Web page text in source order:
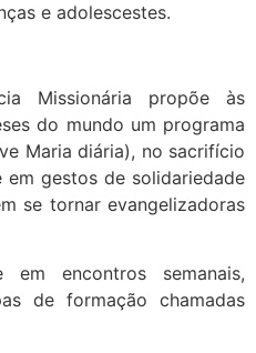
e adolescestes.
Missionária propõe às
do mundo um programa
Maria diária), no sacrifício
gestos de solidariedade
se tornar evangelizadoras
em encontros semanais,
de formação chamadas